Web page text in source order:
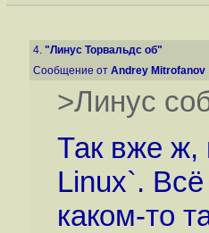
4. "Линус Торвальдс об"
Сообщение от Andrey Mitrofanov
>Линус
Так вже ж,
Linux`. Всё
каком-то